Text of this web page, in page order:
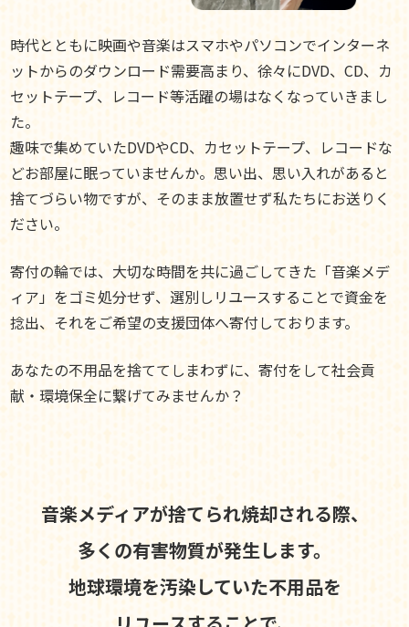
時代とともに映画や音楽はスマホやパソコンでインターネ
ットからのダウンロード需要高まり、徐々にDVD、CD、カ
セットテープ、レコード等活躍の場はなくなっていきまし
た。
趣味で集めていたDVDやCD、カセットテープ、レコードな
どお部屋に眠っていませんか。思い出、思い入れがあると
捨てづらい物ですが、そのまま放置せず私たちにお送りく
ださい。
寄付の輪では、大切な時間を共に過ごしてきた「音楽メデ
ィア」をゴミ処分せず、選別しリユースすることで資金を
捻出、それをご希望の支援団体へ寄付しております。
あなたの不用品を捨ててしまわずに、寄付をして社会貢
献・環境保全に繋げてみませんか？
音楽メディアが捨てられ焼却される際、
多くの有害物質が発生します。
地球環境を汚染していた不用品を